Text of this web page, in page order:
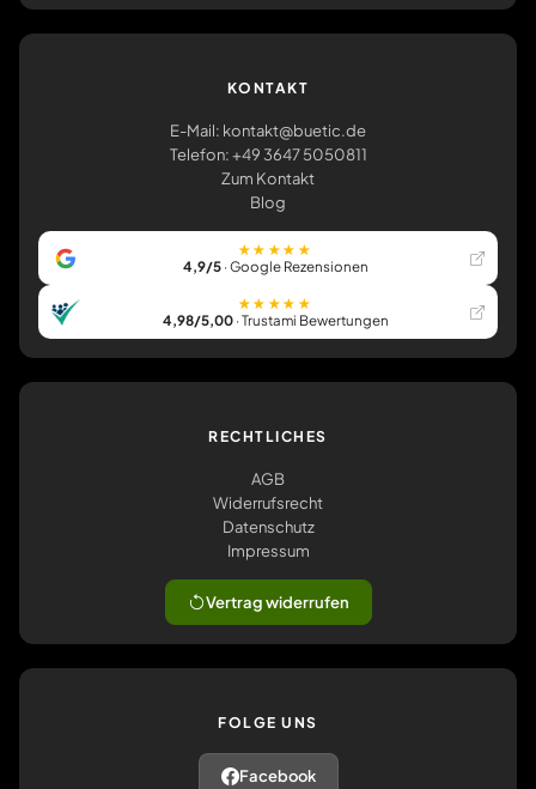
KONTAKT
E-Mail: kontakt@buetic.de
Telefon: +49 3647 5050811
Zum Kontakt
Blog
★★★★★
4,9/5· Google Rezensionen
★★★★★
4,98/5,00· Trustami Bewertungen
RECHTLICHES
AGB
Widerrufsrecht
Datenschutz
Impressum
Vertrag widerrufen
FOLGE UNS
Facebook